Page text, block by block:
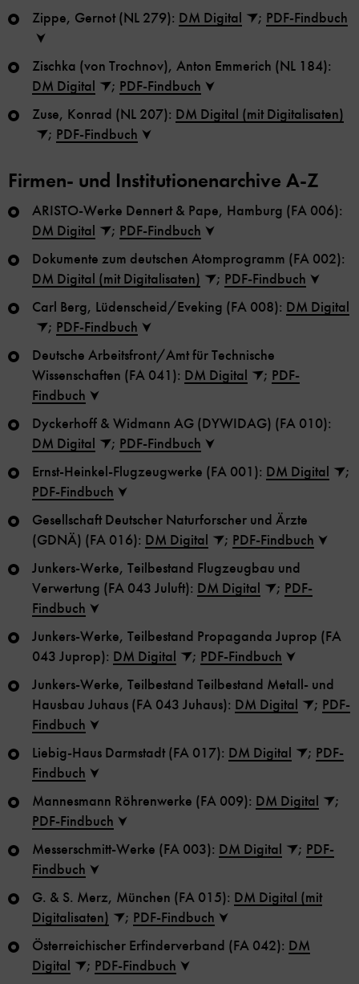
Zippe, Gernot (NL 279): DM Digital ; PDF-Findbuch
Zischka (von Trochnov), Anton Emmerich (NL 184):
DM Digital
; PDF-Findbuch
Zuse, Konrad (NL 207): DM Digital (mit Digitalisaten)
; PDF-Findbuch
Firmen- und Institutionenarchive A-Z
ARISTO-Werke Dennert & Pape, Hamburg (FA 006):
DM Digital
; PDF-Findbuch
Dokumente zum deutschen Atomprogramm (FA 002):
DM Digital (mit Digitalisaten)
; PDF-Findbuch
Carl Berg, Lüdenscheid/Eveking (FA 008): DM Digital
; PDF-Findbuch
Deutsche Arbeitsfront/Amt für Technische
Wissenschaften (FA 041): DM Digital ; PDF-
Findbuch
Dyckerhoff & Widmann AG (DYWIDAG) (FA 010):
DM Digital
; PDF-Findbuch
Ernst-Heinkel-Flugzeugwerke (FA 001): DM Digital
;
PDF-Findbuch
Gesellschaft Deutscher Naturforscher und Ärzte
(GDNÄ) (FA 016): DM Digital ; PDF-Findbuch
Junkers-Werke, Teilbestand Flugzeugbau und
Verwertung (FA 043 Juluft): DM Digital ; PDF-
Findbuch
Junkers-Werke, Teilbestand Propaganda Juprop (FA
043 Juprop): DM Digital ; PDF-Findbuch
Junkers-Werke, Teilbestand Teilbestand Metall- und
Hausbau Juhaus (FA 043 Juhaus): DM Digital ; PDF-
Findbuch
Liebig-Haus Darmstadt (FA 017): DM Digital ; PDF-
Findbuch
Mannesmann Röhrenwerke (FA 009): DM Digital
;
PDF-Findbuch
Messerschmitt-Werke (FA 003): DM Digital ; PDF-
Findbuch
G. & S. Merz, München (FA 015): DM Digital (mit
Digitalisaten)
; PDF-Findbuch
Österreichischer Erfinderverband (FA 042): DM
Digital
; PDF-Findbuch